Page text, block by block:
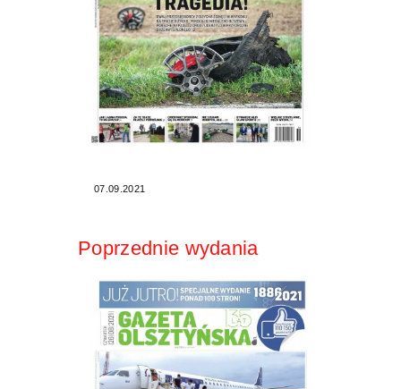
07.09.2021
Poprzednie wydania